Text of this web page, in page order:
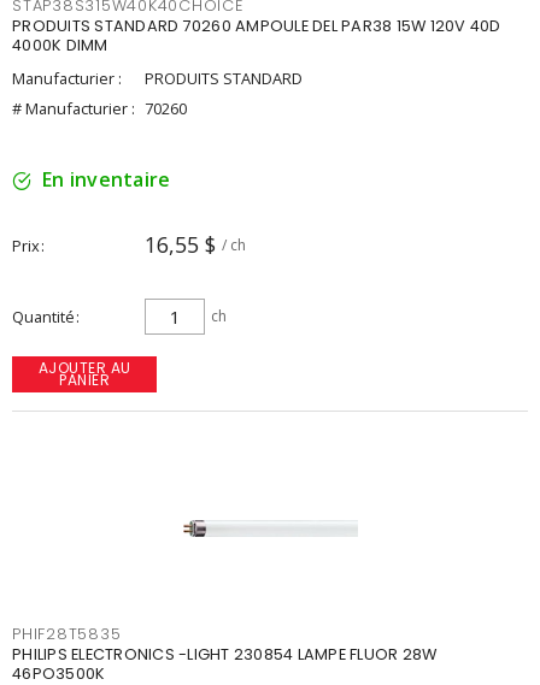
STAP38S315W40K40CHOICE
PRODUITS STANDARD 70260 AMPOULE DEL PAR38 15W 120V 40D
4000K DIMM
Manufacturier :
PRODUITS STANDARD
# Manufacturier : 70260
En inventaire
Prix 16,55 $ / ch
Quantité ch
AJOUTER AU
PANIER
PHIF28T5835
PHILIPS ELECTRONICS -LIGHT 230854 LAMPE FLUOR 28W
46PO3500K